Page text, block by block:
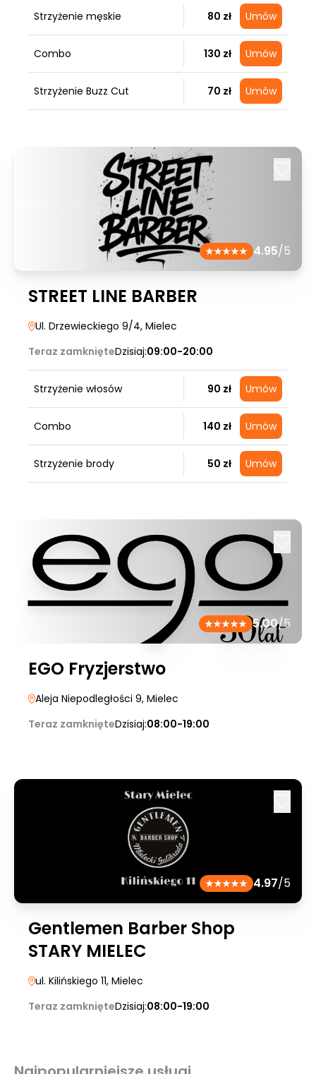
Strzyżenie męskie 80 zł Umów
Combo 130 zł Umów
Strzyżenie Buzz Cut 70 zł Umów
4.95/5
STREET LINE BARBER
Ul. Drzewieckiego 9/4, Mielec
Teraz zamknięteDzisiaj:09:00-20:00
Strzyżenie włosów 90 zł Umów
Combo 140 zł Umów
Strzyżenie brody 50 zł Umów
5.00/5
EGO Fryzjerstwo
Aleja Niepodległości 9, Mielec
Teraz zamknięteDzisiaj:08:00-19:00
4.97/5
Gentlemen Barber Shop
STARY MIELEC
ul. Kilińskiego 11, Mielec
Teraz zamknięteDzisiaj:08:00-19:00